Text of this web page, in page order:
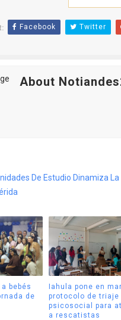
Facebook Twitter
About
De Estudio Dinamiza
bebés
de
Iahula pone en
protocolo de triaje
psicosocial para
a rescatistas